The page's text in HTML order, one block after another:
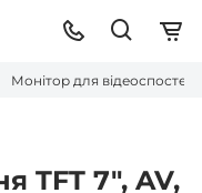
Монітор для
TFT 7", AV,